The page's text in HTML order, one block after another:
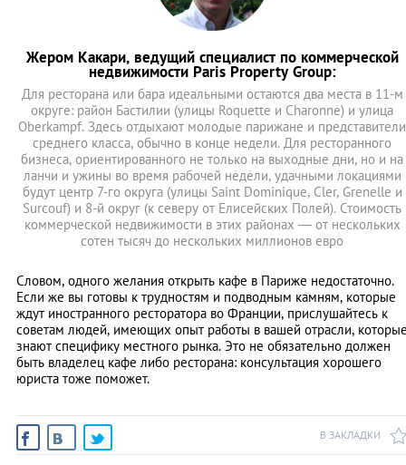
Жером Какари, ведущий специалист по коммерческой
недвижимости Paris Property Group:
Для ресторана или бара идеальными остаются два места в 11-м
округе: район Бастилии (улицы Roquette и Charonne) и улица
Oberkampf. Здесь отдыхают молодые парижане и представители
среднего класса, обычно в конце недели. Для ресторанного
бизнеса, ориентированного не только на выходные дни, но и на
ланчи и ужины во время рабочей недели, удачными локациями
будут центр 7-го округа (улицы Saint Dominique, Cler, Grenelle и
Surcouf) и 8-й округ (к северу от Елисейских Полей). Стоимость
коммерческой недвижимости в этих районах — от нескольких
сотен тысяч до нескольких миллионов евро
Словом, одного желания открыть кафе в Париже недостаточно.
Если же вы готовы к трудностям и подводным камням, которые
ждут иностранного ресторатора во Франции, прислушайтесь к
советам людей, имеющих опыт работы в вашей отрасли,
знают специфику местного рынка. Это не обязательно должен
быть владелец кафе либо ресторана: консультация хорошего
юриста тоже поможет.
В ЗАКЛАДКИ